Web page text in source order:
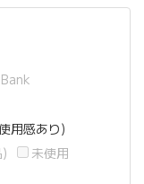
用感あり)
未使用